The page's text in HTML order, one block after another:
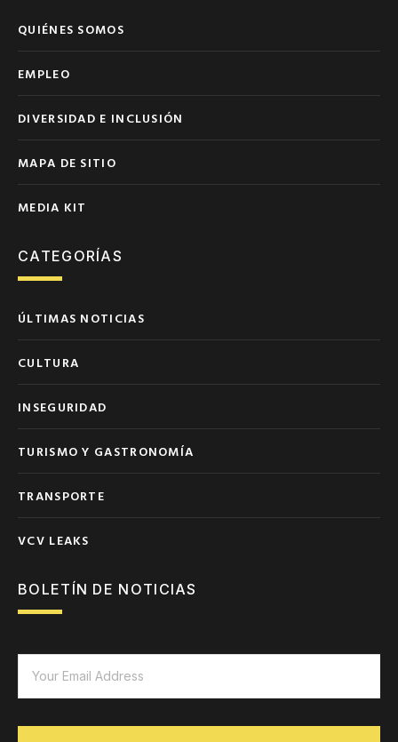
QUIÉNES SOMOS
EMPLEO
DIVERSIDAD E INCLUSIÓN
MAPA DE SITIO
MEDIA KIT
CATEGORÍAS
ÚLTIMAS NOTICIAS
CULTURA
INSEGURIDAD
TURISMO Y GASTRONOMÍA
TRANSPORTE
VCV LEAKS
BOLETÍN DE NOTICIAS